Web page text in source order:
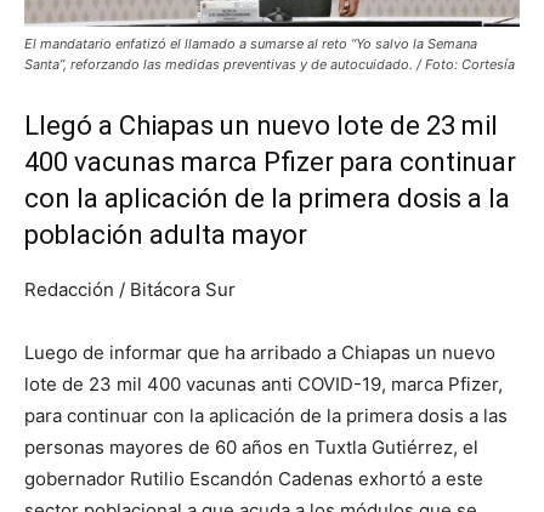
El mandatario enfatizó el llamado a sumarse al reto “Yo salvo la Semana
Santa”, reforzando las medidas preventivas y de autocuidado. / Foto: Cortesía
Llegó a Chiapas un nuevo lote de 23 mil
400 vacunas marca Pfizer para continuar
con la aplicación de la primera dosis a la
población adulta mayor
Redacción / Bitácora Sur
Luego de informar que ha arribado a Chiapas un nuevo
lote de 23 mil 400 vacunas anti COVID-19, marca Pfizer,
para continuar con la aplicación de la primera dosis a las
personas mayores de 60 años en Tuxtla Gutiérrez, el
gobernador Rutilio Escandón Cadenas exhortó a este